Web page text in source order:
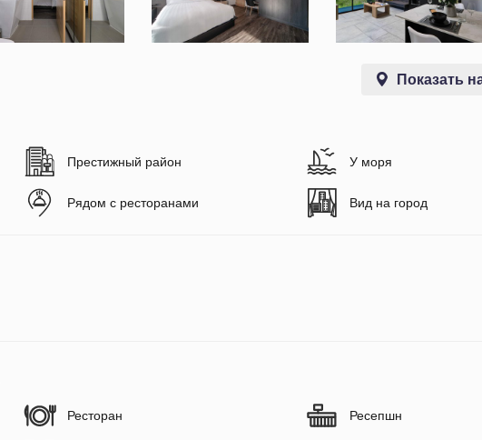
Показать
Престижный район У моря
Рядом с ресторанами Вид на город
Ресторан Ресепшн